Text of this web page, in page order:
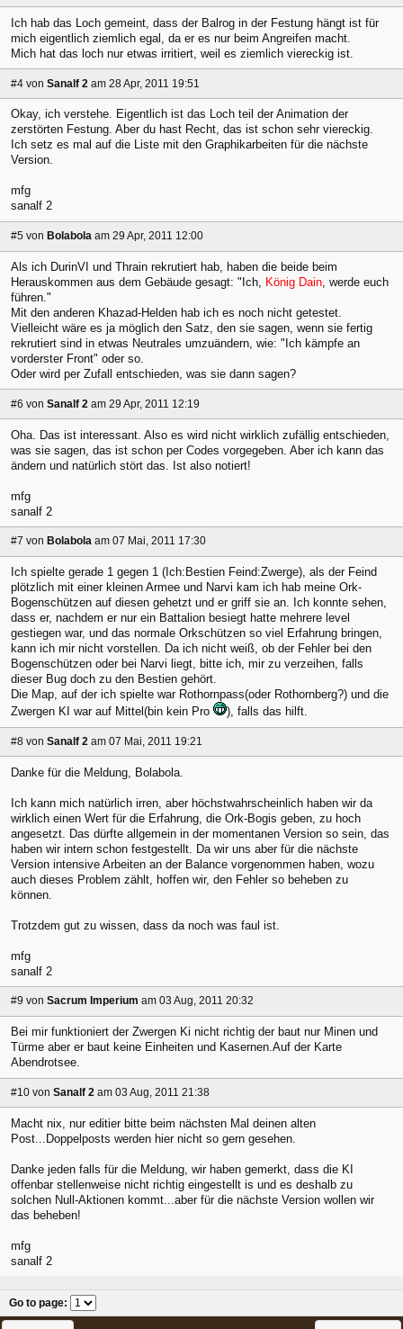
Ich hab das Loch gemeint, dass der Balrog in der Festung hängt ist für
mich eigentlich ziemlich egal, da er es nur beim Angreifen macht.
Mich hat das loch nur etwas irritiert, weil es ziemlich viereckig ist.
#4 von Sanalf 2 am 28 Apr, 2011 19:51
Okay, ich verstehe. Eigentlich ist das Loch teil der Animation der
zerstörten Festung. Aber du hast Recht, das ist schon sehr viereckig.
Ich setz es mal auf die Liste mit den Graphikarbeiten für die nächste
Version.
mfg
sanalf 2
#5 von Bolabola am 29 Apr, 2011 12:00
Als ich DurinVI und Thrain rekrutiert hab, haben die beide beim
Herauskommen aus dem Gebäude gesagt: "Ich,
König Dain , werde euch
führen."
Mit den anderen Khazad-Helden hab ich es noch nicht getestet.
Vielleicht wäre es ja möglich den Satz, den sie sagen, wenn sie fertig
rekrutiert sind in etwas Neutrales umzuändern, wie: "Ich kämpfe an
vorderster Front" oder so.
Oder wird per Zufall entschieden, was sie dann sagen?
#6 von Sanalf 2 am 29 Apr, 2011 12:19
Oha. Das ist interessant. Also es wird nicht wirklich zufällig entschieden,
was sie sagen, das ist schon per Codes vorgegeben. Aber ich kann das
ändern und natürlich stört das. Ist also notiert!
mfg
sanalf 2
#7 von Bolabola am 07 Mai, 2011 17:30
Ich spielte gerade 1 gegen 1 (Ich:Bestien Feind:Zwerge), als der Feind
plötzlich mit einer kleinen Armee und Narvi kam ich hab meine Ork-
Bogenschützen auf diesen gehetzt und er griff sie an. Ich konnte sehen,
dass er, nachdem er nur ein Battalion besiegt hatte mehrere level
gestiegen war, und das normale Orkschützen so viel Erfahrung bringen,
kann ich mir nicht vorstellen. Da ich nicht weiß, ob der Fehler bei den
Bogenschützen oder bei Narvi liegt, bitte ich, mir zu verzeihen, falls
dieser Bug doch zu den Bestien gehört.
Die Map, auf der ich spielte war Rothornpass(oder Rothornberg?) und die
Zwergen KI war auf Mittel(bin kein Pro
), falls das hilft.
#8 von Sanalf 2 am 07 Mai, 2011 19:21
Danke für die Meldung, Bolabola.
Ich kann mich natürlich irren, aber höchstwahrscheinlich haben wir da
wirklich einen Wert für die Erfahrung, die Ork-Bogis geben, zu hoch
angesetzt. Das dürfte allgemein in der momentanen Version so sein, das
haben wir intern schon festgestellt. Da wir uns aber für die nächste
Version intensive Arbeiten an der Balance vorgenommen haben, wozu
auch dieses Problem zählt, hoffen wir, den Fehler so beheben zu
können.
Trotzdem gut zu wissen, dass da noch was faul ist.
mfg
sanalf 2
#9 von Sacrum Imperium am 03 Aug, 2011 20:32
Bei mir funktioniert der Zwergen Ki nicht richtig der baut nur Minen und
Türme aber er baut keine Einheiten und Kasernen.Auf der Karte
Abendrotsee.
#10 von Sanalf 2 am 03 Aug, 2011 21:38
Macht nix, nur editier bitte beim nächsten Mal deinen alten
Post...Doppelposts werden hier nicht so gern gesehen.
Danke jeden falls für die Meldung, wir haben gemerkt, dass die KI
offenbar stellenweise nicht richtig eingestellt is und es deshalb zu
solchen Null-Aktionen kommt...aber für die nächste Version wollen wir
das beheben!
mfg
sanalf 2
Go to page: